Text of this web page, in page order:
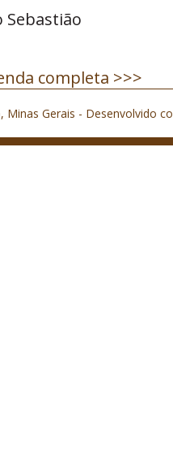
Sebastião
completa >>>
Gerais - Desenvolvido